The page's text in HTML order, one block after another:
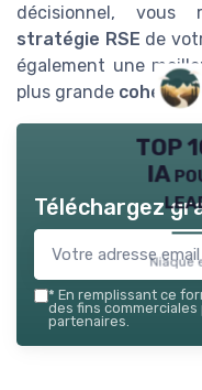
décisionnel, vous
stratégie RSE de
également une
plus grande cohésion
TOP
IA
Niaque
Téléchargez
* En remplissant ce
des fins
partenaires.